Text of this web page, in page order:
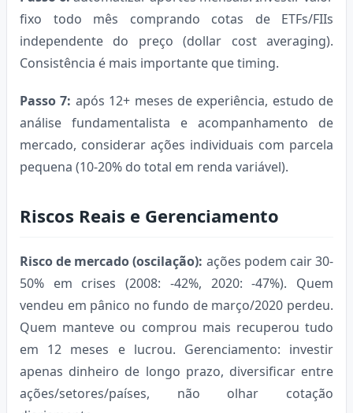
fixo todo mês comprando cotas de ETFs/FIIs
independente do preço (dollar cost averaging).
Consistência é mais importante que timing.
Passo 7: após 12+ meses de experiência, estudo de
análise fundamentalista e acompanhamento de
mercado, considerar ações individuais com parcela
pequena (10-20% do total em renda variável).
Riscos Reais e Gerenciamento
Risco de mercado (oscilação): ações podem cair 30-
50% em crises (2008: -42%, 2020: -47%). Quem
vendeu em pânico no fundo de março/2020 perdeu.
Quem manteve ou comprou mais recuperou tudo
em 12 meses e lucrou. Gerenciamento: investir
apenas dinheiro de longo prazo, diversificar entre
ações/setores/países, não olhar cotação